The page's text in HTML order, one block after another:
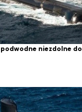
niezdolne